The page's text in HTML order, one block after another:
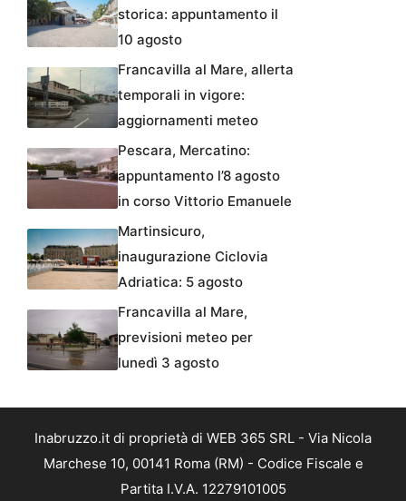
storica: appuntamento il
10 agosto
Francavilla al Mare, allerta
temporali in vigore:
aggiornamenti meteo
Pescara, Mercatino:
appuntamento l’8 agosto
in corso Vittorio Emanuele
Martinsicuro,
inaugurazione Ciclovia
Adriatica: 5 agosto
Francavilla al Mare,
previsioni meteo per
lunedì 3 agosto
Inabruzzo.it di proprietà di WEB 365 SRL - Via Nicola
Marchese 10, 00141 Roma (RM) - Codice Fiscale e
Partita I.V.A. 12279101005